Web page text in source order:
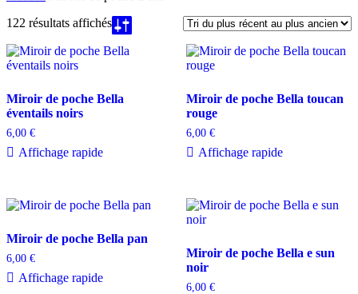
122 résultats affichésTrié
du
plus
plus
Miroir de poche Bella
éventails noirs
6,00 €
Affichage rapide
Miroir de poche Bella toucan
rouge
6,00 €
Affichage rapide
Miroir de poche Bella pan
6,00 €
Affichage rapide
Miroir de poche Bella e sun
noir
6,00 €